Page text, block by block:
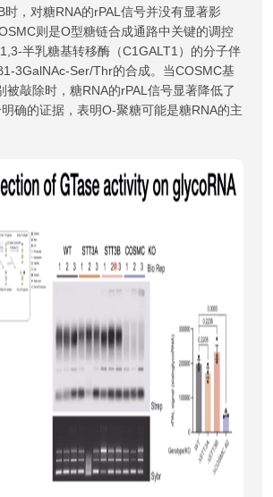
时，对糖RNA的rPAL信号并没有显著影
则是O型糖链合成通路中关键的调控
半乳糖基转移酶（C1GALT1）的分子伴
3GalNAc-Ser/Thr的合成。当COSMC基
被敲除时，糖RNA的rPAL信号显著降低了
确的证据，表明O-聚糖可能是糖RNA的主